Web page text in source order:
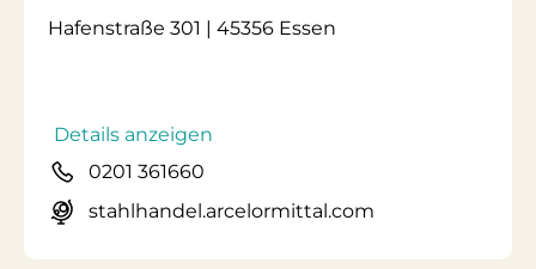
Hafenstraße 301 | 45356 Essen
Details anzeigen
0201 361660
stahlhandel.arcelormittal.com